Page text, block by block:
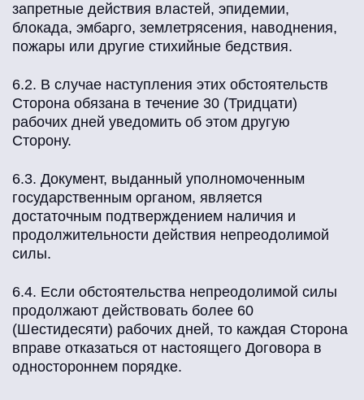
запретные действия властей, эпидемии,
блокада, эмбарго, землетрясения, наводнения,
пожары или другие стихийные бедствия.
6.2. В случае наступления этих обстоятельств
Сторона обязана в течение 30 (Тридцати)
рабочих дней уведомить об этом другую
Сторону.
6.3. Документ, выданный уполномоченным
государственным органом, является
достаточным подтверждением наличия и
продолжительности действия непреодолимой
силы.
6.4. Если обстоятельства непреодолимой силы
продолжают действовать более 60
(Шестидесяти) рабочих дней, то каждая Сторона
вправе отказаться от настоящего Договора в
одностороннем порядке.